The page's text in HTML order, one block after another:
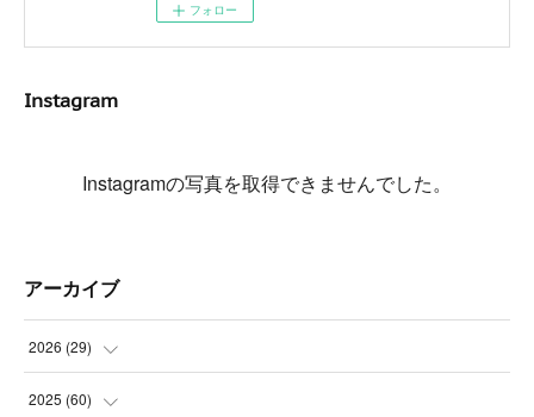
フォロー
Instagram
Instagramの写真を取得できませんでした。
アーカイブ
2026 (29)
(5
2025 (60)